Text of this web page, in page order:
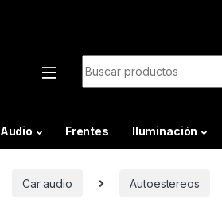
Audio Frentes Iluminación
Car audio Autoestereos